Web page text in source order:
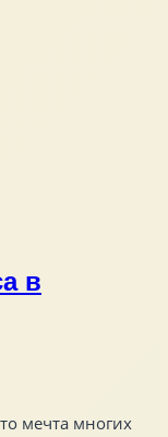
в
мечта многих